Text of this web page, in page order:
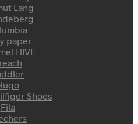
Lang
paper
HIVE
Shoes
Fila